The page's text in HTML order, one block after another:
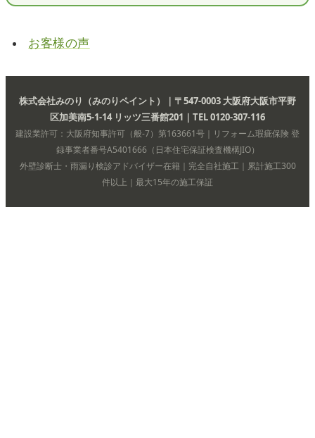
お客様の声
株式会社みのり（みのりペイント）｜〒547-0003 大阪府大阪市平野
区加美南5-1-14 リッツ三番館201｜TEL 0120-307-116
建設業許可：大阪府知事許可（般-7）第163661号｜リフォーム瑕疵保険 登
録事業者番号A5401666（日本住宅保証検査機構JIO）
外壁診断士・雨漏り検診アドバイザー在籍｜完全自社施工｜累計施工300
件以上｜最大15年の施工保証